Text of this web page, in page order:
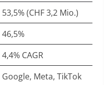
53,5% (CHF 3,2 Mio.) ​
46,5%
4,4% CAGR ​
Google, Meta, TikTok ​